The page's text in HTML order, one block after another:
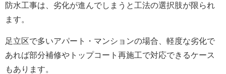
防水工事は、劣化が進んでしまうと工法の選択肢が限られ
ます。
足立区で多いアパート・マンションの場合、軽度な劣化で
あれば部分補修やトップコート再施工で対応できるケース
もあります。